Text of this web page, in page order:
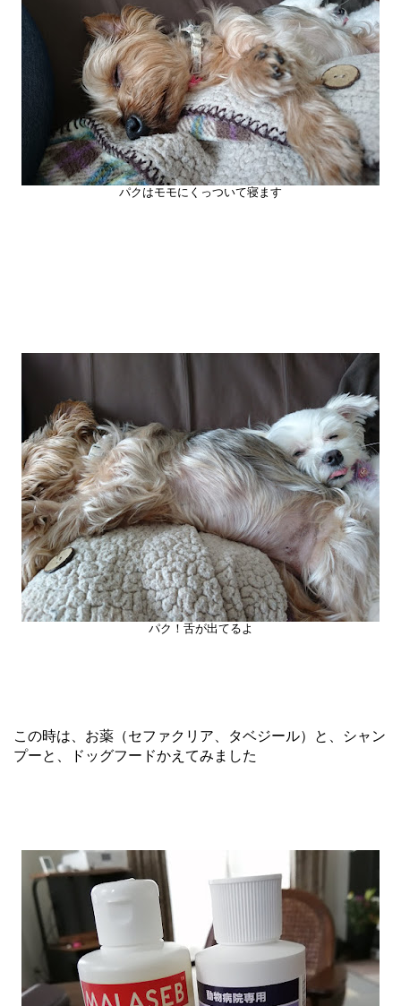
パクはモモにくっついて寝ます
パク！舌が出てるよ
この時は、お薬（セファクリア、タベジール）と、シャン
プーと、ドッグフードかえてみました